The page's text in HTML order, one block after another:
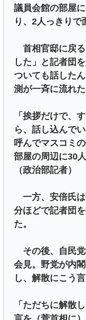
議員会館の部屋
り、2人っきりで
首相官邸に戻
した」と記者団
ついても話した
測が一斉に流れた
「挨拶だけで、
ら、話し込んで
呼んでマスコミ
部屋の周辺に30
（政治部記者）
一方、安倍氏は
分ほどで記者団
た。
その後、自民
会見。野党が内
し、解散にこう言
「ただちに解散